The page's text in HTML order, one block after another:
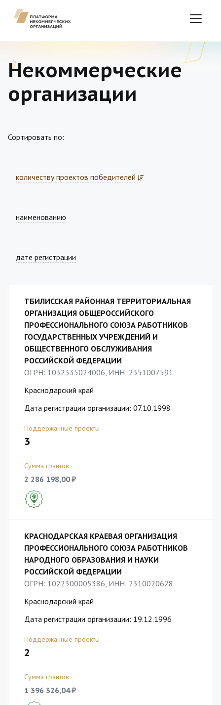
Некоммерческие
организации
Сортировать по:
количеству проектов победителей
наименованию
дате регистрации
ТБИЛИССКАЯ РАЙОННАЯ ТЕРРИТОРИАЛЬНАЯ
ОРГАНИЗАЦИЯ ОБЩЕРОССИЙСКОГО
ПРОФЕССИОНАЛЬНОГО СОЮЗА РАБОТНИКОВ
ГОСУДАРСТВЕННЫХ УЧРЕЖДЕНИЙ И
ОБЩЕСТВЕННОГО ОБСЛУЖИВАНИЯ
РОССИЙСКОЙ ФЕДЕРАЦИИ
ОГРН: 1032335024006, ИНН: 2351007591
Краснодарский край
Дата регистрации организации: 07.10.1998
Поддержанные проекты
3
Сумма грантов
2 286 198,00 ₽
КРАСНОДАРСКАЯ КРАЕВАЯ ОРГАНИЗАЦИЯ
ПРОФЕССИОНАЛЬНОГО СОЮЗА РАБОТНИКОВ
НАРОДНОГО ОБРАЗОВАНИЯ И НАУКИ
РОССИЙСКОЙ ФЕДЕРАЦИИ
ОГРН: 1022300005386, ИНН: 2310020628
Краснодарский край
Дата регистрации организации: 19.12.1996
Поддержанные проекты
2
Сумма грантов
1 396 326,04 ₽